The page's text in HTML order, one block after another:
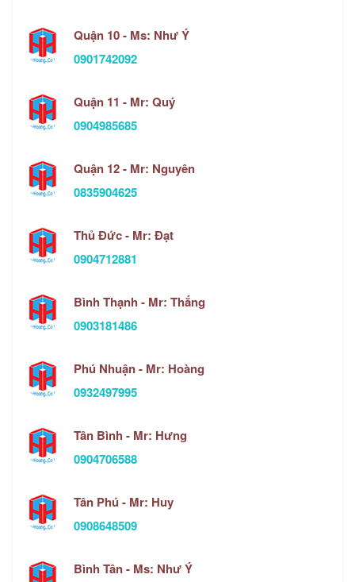
Quận 10 - Ms: Như Ý
0901742092
Quận 11 - Mr: Quý
0904985685
Quận 12 - Mr: Nguyên
0835904625
Thủ Đức - Mr: Đạt
0904712881
Bình Thạnh - Mr: Thắng
0903181486
Phú Nhuận - Mr: Hoàng
0932497995
Tân Bình - Mr: Hưng
0904706588
Tân Phú - Mr: Huy
0908648509
Bình Tân - Ms: Như Ý